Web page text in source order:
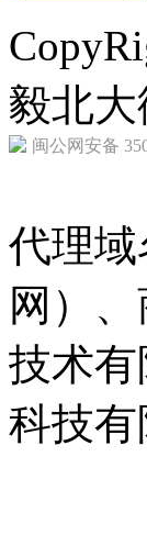
毅北
闽公网安备
代理
网）
技术
科技有